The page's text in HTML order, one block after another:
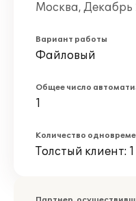
Москва, Декабрь
Вариант работы
Файловый
Общее число
1
Количество
Толстый клиент: 1